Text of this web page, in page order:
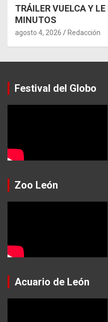
TRÁILER VUELCA Y
MINUTOS
agosto 4, 2026 Redacción
Festival del Globo
Zoo León
Acuario de León